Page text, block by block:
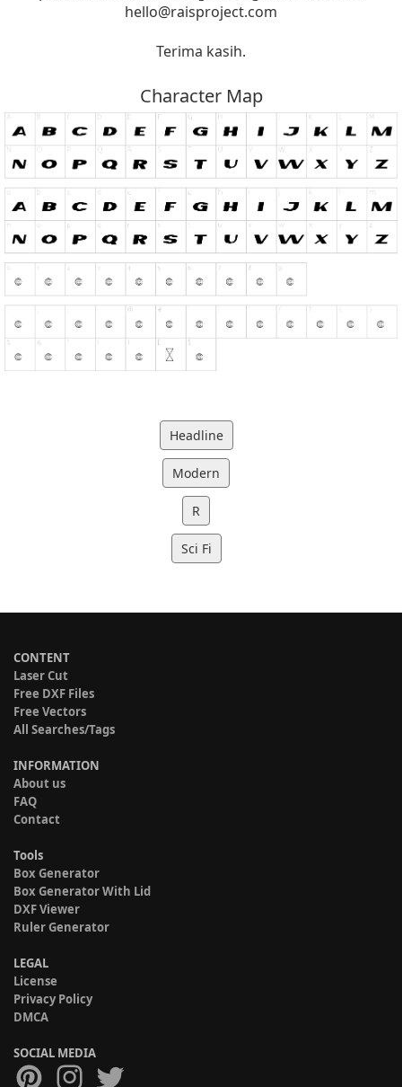
hello@raisproject.com
Terima kasih.
Character Map
Headline
Modern
R
Sci Fi
CONTENT
Laser Cut
Free DXF Files
Free Vectors
All Searches/Tags
INFORMATION
About us
FAQ
Contact
Tools
Box Generator
Box Generator With Lid
DXF Viewer
Ruler Generator
LEGAL
License
Privacy Policy
DMCA
SOCIAL MEDIA